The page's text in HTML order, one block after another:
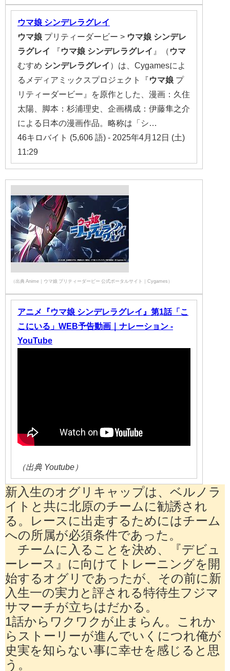
ウマ娘 シンデレラグレイ
ウマ娘 プリティーダービー > ウマ娘 シンデレ
ラグレイ
『ウマ娘 シンデレラグレイ 』（ ウマ
むすめ シンデレラグレイ ）は、Cygamesによ
るメディアミックスプロジェクト『ウマ娘 プ
リティーダービー』を原作とした、漫画：久住
太陽、脚本：杉浦理史、企画構成：伊藤隼之介
による日本の漫画作品。略称は「シ…
46キロバイト (5,606 語) - 2025年4月12日 (土)
11:29
（出典 Anime｜ウマ娘 プリティーダービー 公式ポータルサイト｜Cygames）
アニメ『ウマ娘 シンデレラグレイ』第1話「こ
こにいる」WEB予告動画｜ナレーション -
YouTube
（出典 Youtube）
新入生のオグリキャップは、ベルノラ
イトと共に北原のチームに勧誘され
る。レースに出走するためにはチーム
への所属が必須条件であった。
チームに入ることを決め、『デビュ
ーレース』に向けてトレーニングを開
始するオグリであったが、その前に新
入生一の実力と評される特待生フジマ
サマーチが立ちはだかる。
1話からワクワクが止まらん。これか
らストーリーが進んでいくにつれ俺が
史実を知らない事に幸せを感じると思
う。